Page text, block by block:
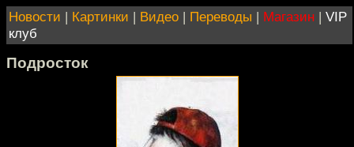
Новости | Картинки | Видео | Переводы | Магазин | VIP
клуб
Подросток